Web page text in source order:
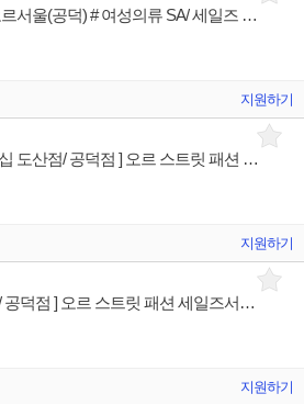
# ORR. 오르 # 오르도산/ 오르서울(공덕) # 여성의류 SA/ 세일즈 아티스트
지원하기
[ ORR(오르) ] [ 오르 플래그십 도산점/ 공덕점 ] 오르 스트릿 패션 매장 스페셜리스트 판매사원
지원하기
[ ORR(오르) ] [ 오르 도산점/ 공덕점 ] 오르 스트릿 패션 세일즈서포트 매장판매사원
지원하기